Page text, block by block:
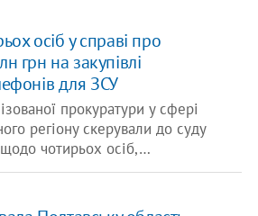
осіб у справі про
грн на закупівлі
для ЗСУ
прокуратури у сфері
регіону скерували до суду
чотирьох осіб,…